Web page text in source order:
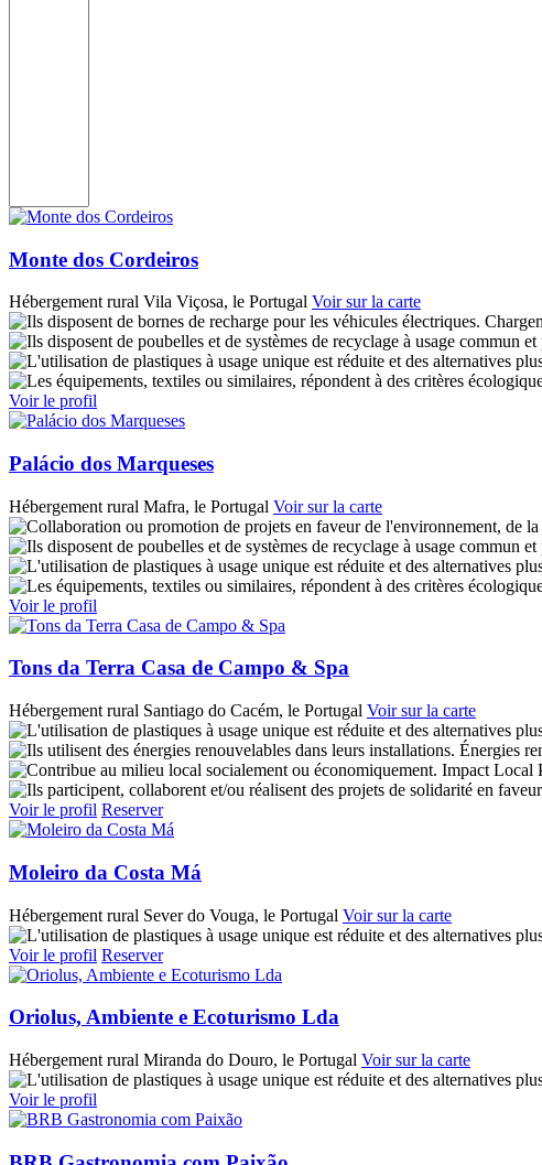
Monte dos Cordeiros
Hébergement rural Vila Viçosa, le Portugal Voir sur la carte
Voir le profil
Palácio dos Marqueses
Hébergement rural Mafra, le Portugal Voir sur la carte
Voir le profil
Tons da Terra Casa de Campo & Spa
Hébergement rural Santiago do Cacém, le Portugal Voir sur la carte
Énergies
Impact Local
Voir le profil Reserver
Moleiro da Costa Má
Hébergement rural Sever do Vouga, le Portugal Voir sur la carte
Voir le profil Reserver
Oriolus, Ambiente e Ecoturismo Lda
Hébergement rural Miranda do Douro, le Portugal Voir sur la carte
Voir le profil